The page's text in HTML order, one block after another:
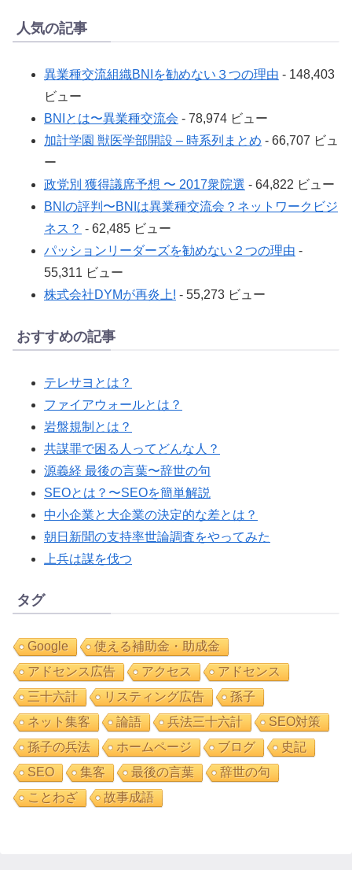
人気の記事
異業種交流組織BNIを勧めない３つの理由 - 148,403
ビュー
BNIとは〜異業種交流会 - 78,974 ビュー
加計学園 獣医学部開設 – 時系列まとめ - 66,707 ビュ
ー
政党別 獲得議席予想 〜 2017衆院選 - 64,822 ビュー
BNIの評判〜BNIは異業種交流会？ネットワークビジ
ネス？ - 62,485 ビュー
パッションリーダーズを勧めない２つの理由 -
55,311 ビュー
株式会社DYMが再炎上! - 55,273 ビュー
おすすめの記事
テレサヨとは？
ファイアウォールとは？
岩盤規制とは？
共謀罪で困る人ってどんな人？
源義経 最後の言葉〜辞世の句
SEOとは？〜SEOを簡単解説
中小企業と大企業の決定的な差とは？
朝日新聞の支持率世論調査をやってみた
上兵は謀を伐つ
タグ
Google
使える補助金・助成金
アドセンス広告
アクセス
アドセンス
三十六計
リスティング広告
孫子
ネット集客
論語 兵法三十六計
SEO対策
孫子の兵法
ホームページ ブログ
史記
SEO
集客 最後の言葉
辞世の句
ことわざ
故事成語